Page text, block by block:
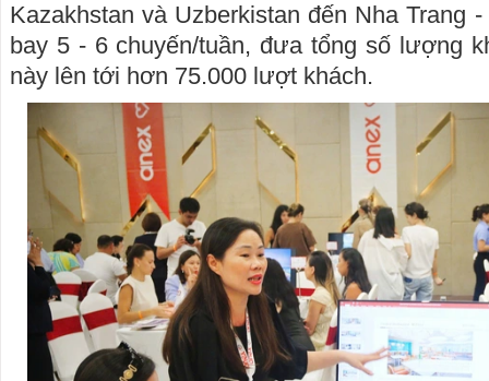
Kazakhstan và Uzberkistan đến Nha Trang
bay 5 - 6 chuyến/tuần, đưa tổng số lượng
này lên tới hơn 75.000 lượt khách.